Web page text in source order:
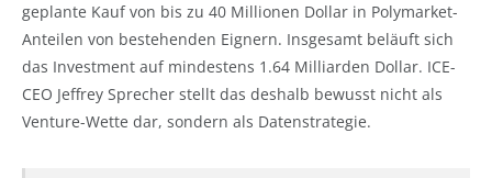
geplante Kauf von bis zu 40 Millionen Dollar in Polymarket-
Anteilen von bestehenden Eignern. Insgesamt beläuft sich
das Investment auf mindestens 1.64 Milliarden Dollar. ICE-
CEO Jeffrey Sprecher stellt das deshalb bewusst nicht als
Venture-Wette dar, sondern als Datenstrategie.